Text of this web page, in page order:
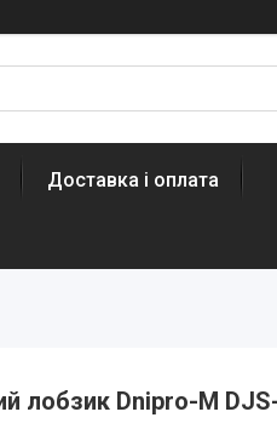
Доставка і оплата
лобзик Dnipro-M